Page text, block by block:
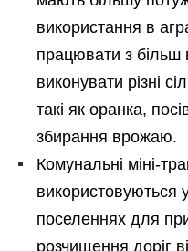
використання в
працювати з
виконувати різні
такі як оранка,
збирання врожаю.
Комунальні міні-
використовуються
поселеннях для
розчищення доріг